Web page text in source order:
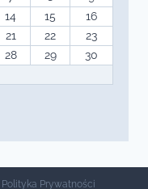
14 15
16
21 22
23
28 29
30
Polityka Prywatności